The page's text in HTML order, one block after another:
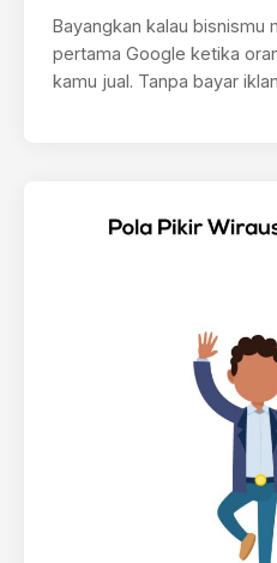
Bayangkan kalau bisnismu
pertama Google ketika
kamu jual. Tanpa bayar